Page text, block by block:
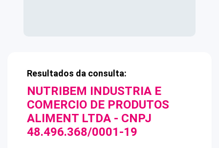
Resultados da consulta:
NUTRIBEM INDUSTRIA E
COMERCIO DE PRODUTOS
ALIMENT LTDA - CNPJ
48.496.368/0001-19